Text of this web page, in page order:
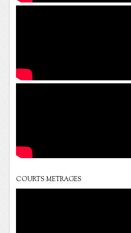
COURTS METRAGES